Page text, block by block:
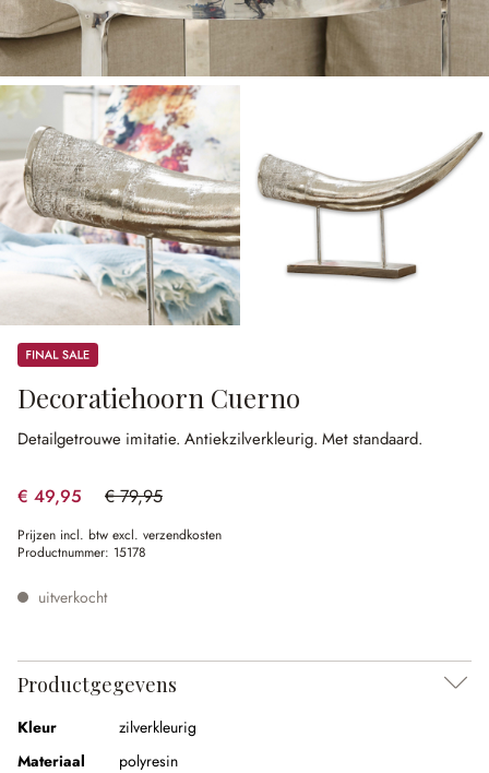
Sale
Decoratiehoorn Cuerno
Detailgetrouwe imitatie. Antiekzilverkleurig. Met standaard.
€ 49,95 € 79,95
(37.52% gespart)
Prijzen incl. btw excl. verzendkosten
Productnummer: 15178
uitverkocht
Productgegevens
Kleur
zilverkleurig
Materiaal
polyresin